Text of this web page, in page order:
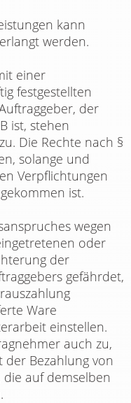
kann
werden.
einer
festgestellten
der
ist, stehen
Die Rechte nach §
solange und
Verpflichtungen
ist.
wegen
oder
der
gefährdet,
Ware
einstellen.
auch zu,
Bezahlung von
auf demselben